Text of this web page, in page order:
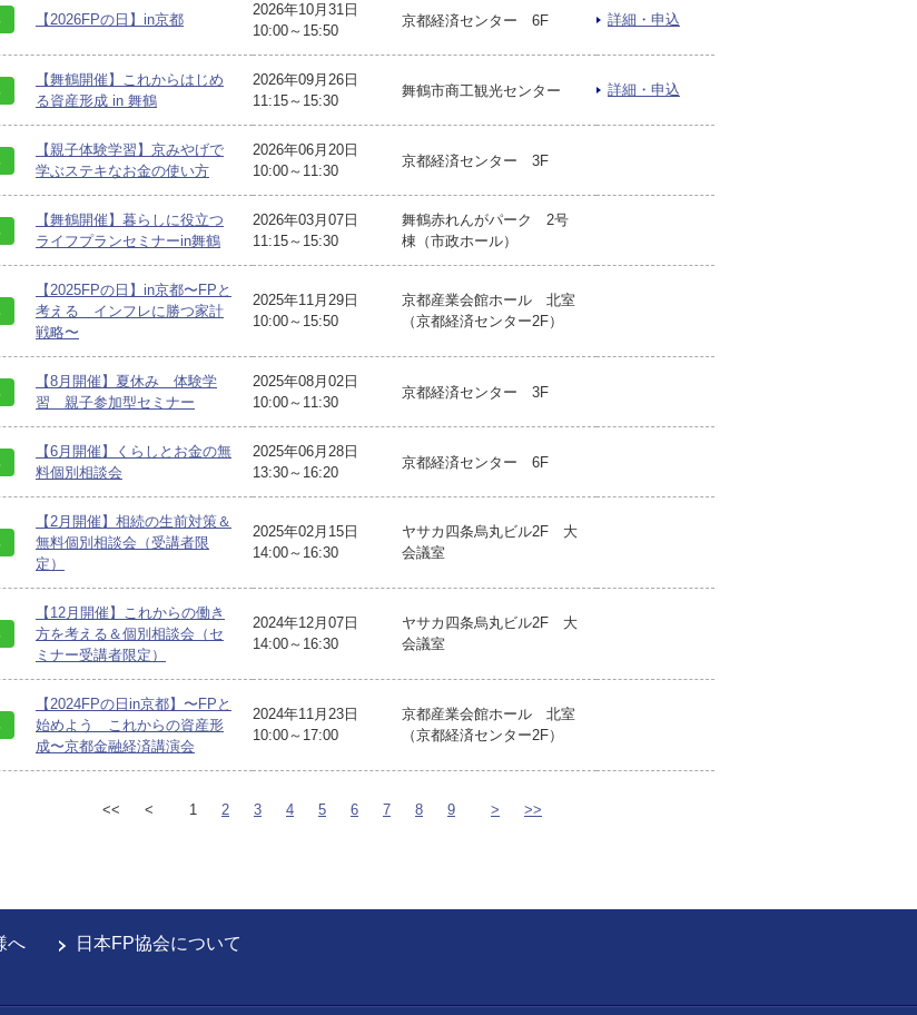
【2026FPの日】in京都
2026年10月31日
10:00～15:50
京都経済センター 6F 詳細・申込
【舞鶴開催】これからはじめ
る資産形成 in 舞鶴
2026年09月26日
11:15～15:30
舞鶴市商工観光センター 詳細・申込
【親子体験学習】京みやげで
学ぶステキなお金の使い方
2026年06月20日
10:00～11:30
京都経済センター 3F
【舞鶴開催】暮らしに役立つ
ライフプランセミナーin舞鶴
2026年03月07日
11:15～15:30
舞鶴赤れんがパーク 2号
棟（市政ホール）
【2025FPの日】in京都〜FPと
考える インフレに勝つ家計
戦略〜
2025年11月29日
10:00～15:50
京都産業会館ホール 北室
（京都経済センター2F）
【8月開催】夏休み 体験学
習 親子参加型セミナー
2025年08月02日
10:00～11:30
京都経済センター 3F
【6月開催】くらしとお金の無
料個別相談会
2025年06月28日
13:30～16:20
京都経済センター 6F
【2月開催】相続の生前対策＆
無料個別相談会（受講者限
定）
2025年02月15日
14:00～16:30
ヤサカ四条烏丸ビル2F 大
会議室
【12月開催】これからの働き
方を考える＆個別相談会（セ
ミナー受講者限定）
2024年12月07日
14:00～16:30
ヤサカ四条烏丸ビル2F 大
会議室
【2024FPの日in京都】〜FPと
始めよう これからの資産形
成〜京都金融経済講演会
2024年11月23日
10:00～17:00
京都産業会館ホール 北室
（京都経済センター2F）
<< < 1 2 3 4 5 6 7 8 9 > >>
へ 日本FP協会について